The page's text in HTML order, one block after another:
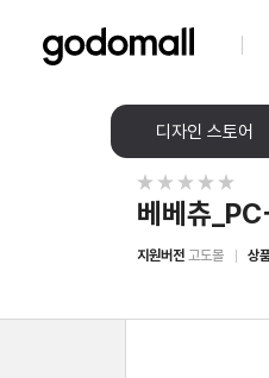
디자인 스토어
베베츄
지원버전 고도몰 상